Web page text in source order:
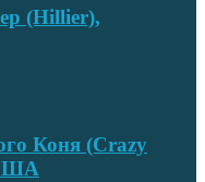
(Hillier),
Коня (Crazy